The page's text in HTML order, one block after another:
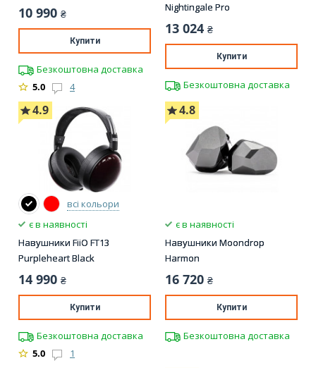
10 990 ₴
Купити
Безкоштовна доставка
5.0
4
Nightingale Pro
13 024 ₴
Купити
Безкоштовна доставка
4.9
всі кольори
є в наявності
Навушники FiiO FT13
Purpleheart Black
14 990 ₴
Купити
Безкоштовна доставка
5.0
1
4.8
є в наявності
Навушники Moondrop
Harmon
16 720 ₴
Купити
Безкоштовна доставка